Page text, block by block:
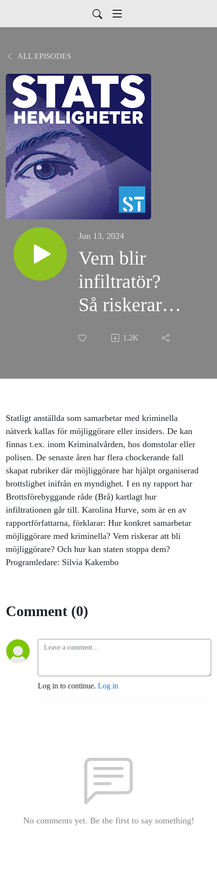
ALL EPISODES
Jun 13, 2024
Vem blir
infiltratör?
Så riskerar
staten att
av kriminella
1.2K
Statligt anställda som samarbetar med kriminella
nätverk kallas för möjliggörare eller insiders. De kan
finnas t.ex. inom Kriminalvården, hos domstolar eller
polisen. De senaste åren har flera chockerande fall
skapat rubriker där möjliggörare har hjälpt organiserad
brottslighet inifrån en myndighet. I en ny rapport har
Brottsförebyggande råde (Brå) kartlagt hur
infiltrationen går till. Karolina Hurve, som är en av
rapportförfattarna, förklarar: Hur konkret samarbetar
möjliggörare med kriminella? Vem riskerar att bli
möjliggörare? Och hur kan staten stoppa dem?
Programledare: Silvia Kakembo
Comment (0)
Log in to continue. Log in
No comments yet. Be the first to say something!